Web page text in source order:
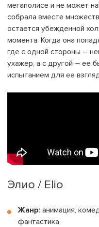
мегаполисе и не может
собрала вместе
остается убежденной
момента. Когда она
где с одной стороны –
ухажер, а с другой – ее
испытанием для ее
Элио / Elio
Жанр: анимация,
фантастика